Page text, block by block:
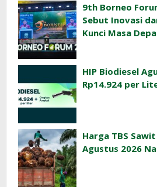
9th Borneo
Sebut Inovasi
Kunci Masa
HIP Biodiesel
Rp14.924 per
Harga TBS
Agustus 2026